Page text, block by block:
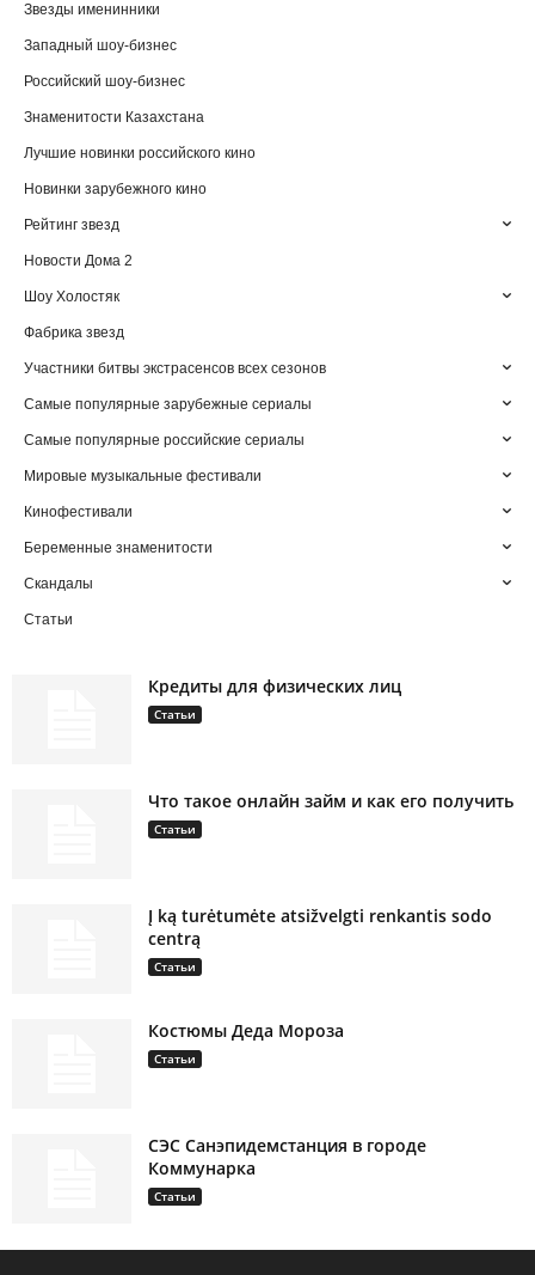
Звезды именинники
Западный шоу-бизнес
Российский шоу-бизнес
Знаменитости Казахстана
Лучшие новинки российского кино
Новинки зарубежного кино
Рейтинг звезд
Новости Дома 2
Шоу Холостяк
Фабрика звезд
Участники битвы экстрасенсов всех сезонов
Самые популярные зарубежные сериалы
Самые популярные российские сериалы
Мировые музыкальные фестивали
Кинофестивали
Беременные знаменитости
Скандалы
Статьи
Кредиты для физических лиц
Статьи
Что такое онлайн займ и как его получить
Статьи
Į ką turėtumėte atsižvelgti renkantis sodo
centrą
Статьи
Костюмы Деда Мороза
Статьи
СЭС Санэпидемстанция в городе
Коммунарка
Статьи